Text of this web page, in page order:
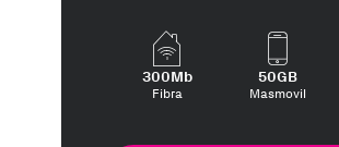
300Mb
Fibra
50GB
Masmovil